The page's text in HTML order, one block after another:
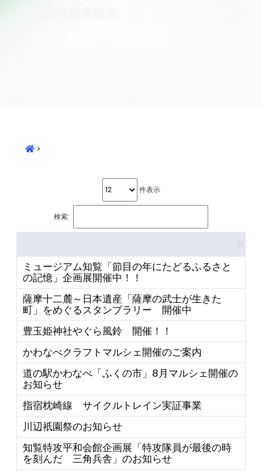
>
件表示
検索:
ミュージアム知覧「節目の年にたどるふるさと
の記憶」企画展開催中！！
薩摩十二麓～日本遺産「薩摩の武士が生きた
町」をめぐるスタンプラリー 開催中
豊玉姫神社やぐら風鈴 開催！！
かわなべクラフトマルシェ開催のご案内
道の駅かわなべ「ふくの市」8月マルシェ開催の
お知らせ
指宿枕崎線 サイクルトレイン実証事業
川辺祇園祭のお知らせ
知覧特攻平和会館企画展「特攻隊員が最後の時
を刻んだ 三角兵舎」のお知らせ